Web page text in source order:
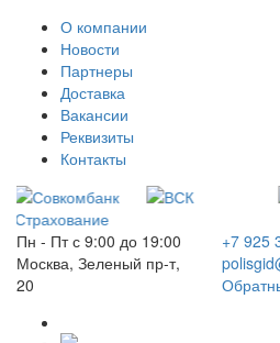
О компании
Новости
Партнеры
Доставка
Вакансии
Реквизиты
Контакты
Пн - Пт с 9:00 до 19:00
Москва, Зеленый пр-т,
20
+7 925